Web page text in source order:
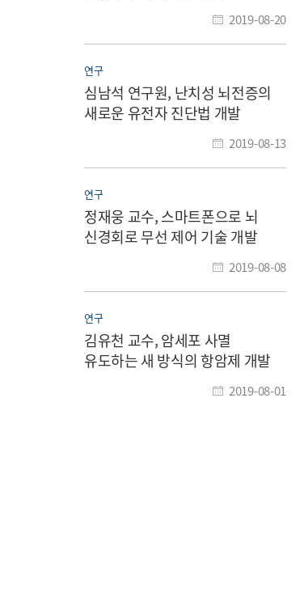
2019-08-20
연구
심남석 연구원, 난치성 뇌전증의
새로운 유전자 진단법 개발
2019-08-13
연구
정재웅 교수, 스마트폰으로 뇌
신경회로 무선 제어 기술 개발
2019-08-08
연구
김유천 교수, 암세포 사멸
유도하는 새 방식의 항암제 개발
2019-08-01